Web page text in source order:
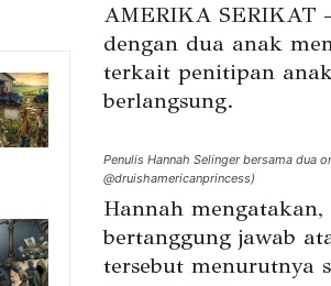
AMERIKA SERIKAT
dengan dua anak
terkait penitipan
berlangsung.
Penulis Hannah Selinger bersama dua
@druishamericanprincess)
Hannah
bertanggung jawab
tersebut menurutnya